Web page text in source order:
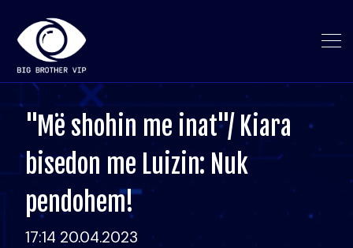
"Më shohin me inat"/ Kiara
bisedon me Luizin: Nuk
pendohem!
17:14 20.04.2023